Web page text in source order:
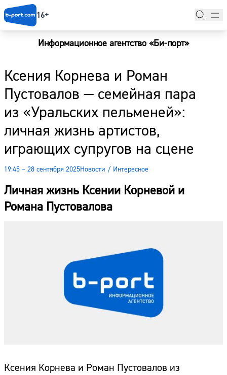
16+
Информационное агентство «Би-порт»
Ксения Корнева и Роман
Пустовалов — семейная пара
из «Уральских пельменей»:
личная жизнь артистов,
играющих супругов на сцене
19:45 – 28 сентября 2025Новости / Интересное
Личная жизнь Ксении Корневой и
Романа Пустовалова
Ксения Корнева и Роман Пустовалов из
Новости
Наши гости
Фоторепортажи
Погода
Курсы валют